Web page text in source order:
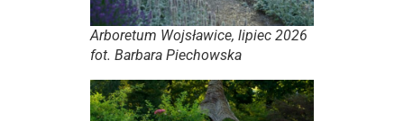
Arboretum Wojsławice, lipiec 2026
fot. Barbara Piechowska